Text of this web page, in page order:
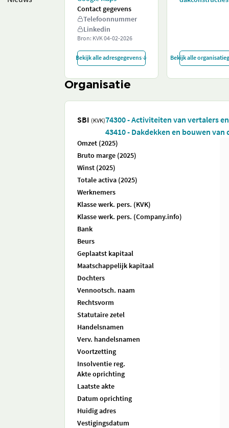
Contact gegevens
Telefoonnummer
Linkedin
Bron: KVK04-02-2026
Bekijk alle adresgegevens Bekijk alle
Organisatie
SBI (KVK)74300 - Activiteiten van vertalers
43410 - Dakdekken en bouwen
Omzet (2025)
Bruto marge (2025)
Winst (2025)
Totale activa (2025)
Werknemers
Klasse werk. pers. (KVK)
Klasse werk. pers. (Company.info)
Bank
Beurs
Geplaatst kapitaal
Maatschappelijk kapitaal
Dochters
Vennootsch. naam
Rechtsvorm
Statutaire zetel
Handelsnamen
Verv. handelsnamen
Voortzetting
Insolventie reg.
Akte oprichting
Laatste akte
Datum oprichting
Huidig adres
Vestigingsdatum